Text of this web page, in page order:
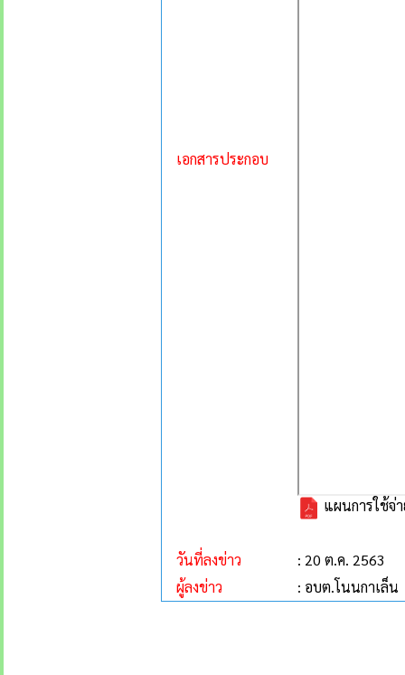
เอกสารประกอบ
แผนการใช้จ่
วันที่ลงข่าว
: 20 ต.ค. 2563
ผู้ลงข่าว
: อบต.โนนกาเล็น